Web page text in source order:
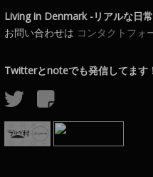
Living in Denmark -リアルな日
お問い合わせは コンタクトフォ
Twitterとnoteでも発信してます